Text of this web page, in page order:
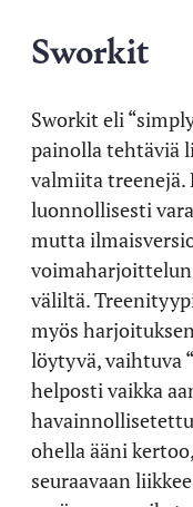
Sworkit
Sworkit eli
painolla tehtäviä
valmiita
luonnollisesti
mutta
väliltä.
myös
löytyvä, vaihtuva
helposti vaikka
ohella ääni
seuraavaan